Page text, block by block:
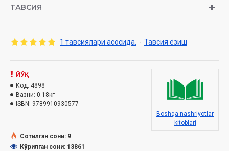
Бу борадаги ўзига хос услубимни бағрикенглик билан
қуйидаги электрон почтага
(aumirdinov7@gmail.com)
дўстона ёзиб тузатилади. Ҳурматли ҳамкасблар, сизларнинг
китобнинг кейинги нашрларида албатта инобатга олиб, уни
янада яхшироқ китоб ҳолига келтиришга ҳаракат қиламан.
Муаллиф:Алишер Умирдинов
Ҳажми:176 бет
ISBN:978-9910-9305-7-7
ТАВСИЯ
1 тавсиялари асосида. - Тавсия ёзиш
ЙЎҚ
Код: 4898
Вазни: 0.18кг
ISBN: 9789910930577
Boshqa nashriyotlar
kitoblari
Сотилган сони: 9
Кўрилган сони: 13861